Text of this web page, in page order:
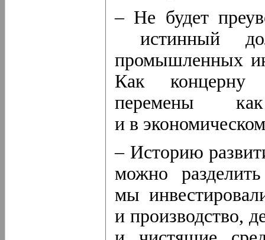
– Не будет
истинный
промышленных
Как концерну
перемены
и в
– Историю
можно
мы
и производство,